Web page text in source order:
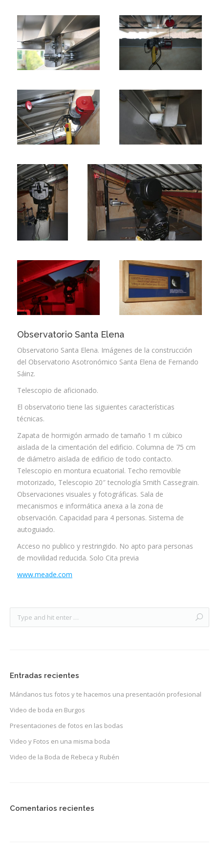
Observatorio Santa Elena
Observatorio Santa Elena. Imágenes de la construcción
del Observatorio Asotronómico Santa Elena de Fernando
Sáinz.
Telescopio de aficionado.
El observatorio tiene las siguientes características
técnicas.
Zapata de hormigón armado de tamaño 1 m cúbico
aislada de la cimentación del edificio. Columna de 75 cm
de diámetro aislada de edificio de todo contacto.
Telescopio en montura ecuatorial. Techo removible
motorizado, Telescopio 20″ tecnología Smith Cassegrain.
Observaciones visuales y fotográficas. Sala de
mecanismos e informática anexa a la zona de
observación. Capacidad para 4 personas. Sistema de
autoguiado.
Acceso no publico y restringido. No apto para personas
de movilidad reducida. Solo Cita previa
www.meade.com
Entradas recientes
Mándanos tus fotos y te hacemos una presentación profesional
Video de boda en Burgos
Presentaciones de fotos en las bodas
Video y Fotos en una misma boda
Video de la Boda de Rebeca y Rubén
Comentarios recientes